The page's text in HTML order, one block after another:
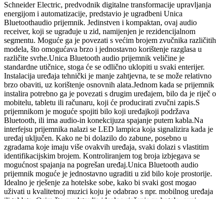
Schneider Electric, predvodnik digitalne transformacije upravljanja
energijom i automatizacije, predstavio je ugradbeni Unica
Bluetoothaudio prijemnik. Jedinstven i kompaktan, ovaj audio
receiver, koji se ugrađuje u zid, namijenjen je rezidencijalnom
segmentu. Moguće ga je povezati s većim brojem zvučnika različitih
modela, što omogućava brzo i jednostavno korištenje razglasa u
različite svrhe.Unica Bluetooth audio prijemnik veličine je
standardne utičnice, stoga će se odlično uklopiti u svaki enterijer.
Instalacija uređaja tehnički je manje zahtjevna, te se može relativno
brzo obaviti, uz korištenje osnovnih alata.Jednom kada se prijemnik
instalira potrebno ga je povezati s drugim uređajem, bilo da je riječ o
mobitelu, tabletu ili računaru, koji će producirati zvučni zapis.S
prijemnikom je moguće spojiti bilo koji uređajkoji podržava
Bluetooth, ili ima audio-in konekcijuza spajanje putem kabla.Na
interfejsu prijemnika nalazi se LED lampica koja signalizira kada je
uređaj uključen. Kako ne bi dolazilo do zabune, posebno u
zgradama koje imaju više ovakvih uređaja, svaki dolazi s vlastitim
identifikacijskim brojem. Kontroliranjem tog broja izbjegava se
mogućnost spajanja na pogrešan uređaj.Unica Bluetooth audio
prijemnik moguće je jednostavno ugraditi u zid bilo koje prostorije.
Idealno je rješenje za hotelske sobe, kako bi svaki gost mogao
uživati u kvalitetnoj muzici koju je odabrao s npr. mobilnog uređaja